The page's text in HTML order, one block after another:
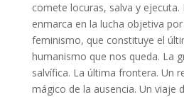
comete locuras, salva y ejecuta.
enmarca en la lucha objetiva
feminismo, que constituye el
humanismo que nos queda. La
salvífica. La última frontera. Un
mágico de la ausencia. Un viaje